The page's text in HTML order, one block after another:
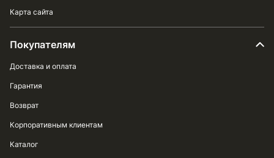
Карта сайта
Покупателям
Доставка и оплата
Гарантия
Возврат
Корпоративным клиентам
Каталог